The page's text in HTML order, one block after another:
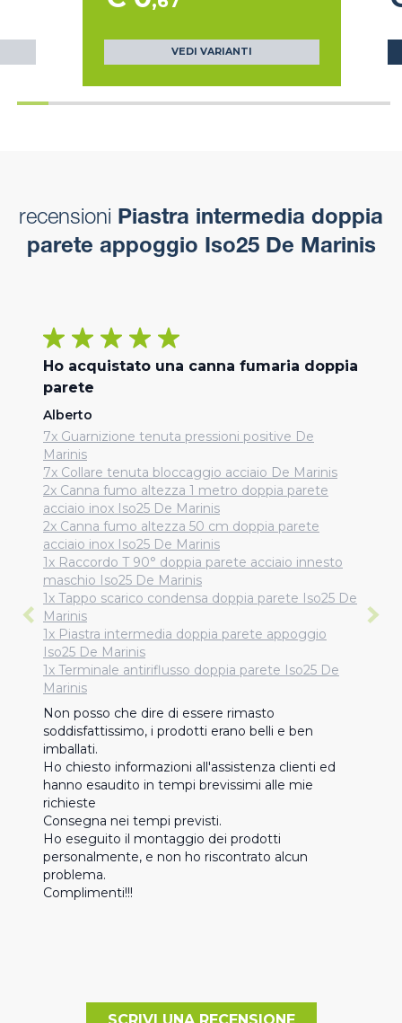
VEDI VARIANTI
recensioni Piastra intermedia doppia
parete appoggio Iso25 De Marinis
Ho acquistato una canna fumaria doppia
parete
Alberto
7x Guarnizione tenuta pressioni positive De
Marinis
7x Collare tenuta bloccaggio acciaio De Marinis
2x Canna fumo altezza 1 metro doppia parete
acciaio inox Iso25 De Marinis
2x Canna fumo altezza 50 cm doppia parete
acciaio inox Iso25 De Marinis
1x Raccordo T 90° doppia parete acciaio innesto
maschio Iso25 De Marinis
1x Tappo scarico condensa doppia parete Iso25 De
Marinis
1x Piastra intermedia doppia parete appoggio
Iso25 De Marinis
1x Terminale antiriflusso doppia parete Iso25 De
Marinis
Non posso che dire di essere rimasto
soddisfattissimo, i prodotti erano belli e ben
imballati.
Ho chiesto informazioni all'assistenza clienti ed
hanno esaudito in tempi brevissimi alle mie
richieste
Consegna nei tempi previsti.
Ho eseguito il montaggio dei prodotti
personalmente, e non ho riscontrato alcun
problema.
Complimenti!!!